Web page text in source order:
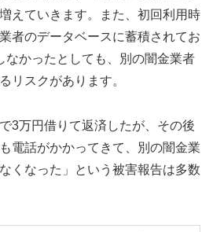
えていきます。また、初回利用時
者のデータベースに蓄積されてお
なかったとしても、別の闇金業者
リスクがあります。
3万円借りて返済したが、その後
電話がかかってきて、別の闇金業
くなった」という被害報告は多数